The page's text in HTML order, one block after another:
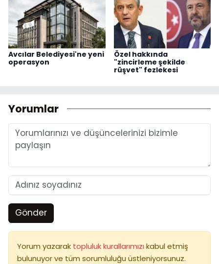
Avcılar Belediyesi'ne yeni
operasyon
Özel hakkında
"zincirleme şekilde
rüşvet" fezlekesi
Yorumlar
Gönder
Yorum yazarak topluluk kurallarımızı kabul etmiş
bulunuyor ve tüm sorumluluğu üstleniyorsunuz.